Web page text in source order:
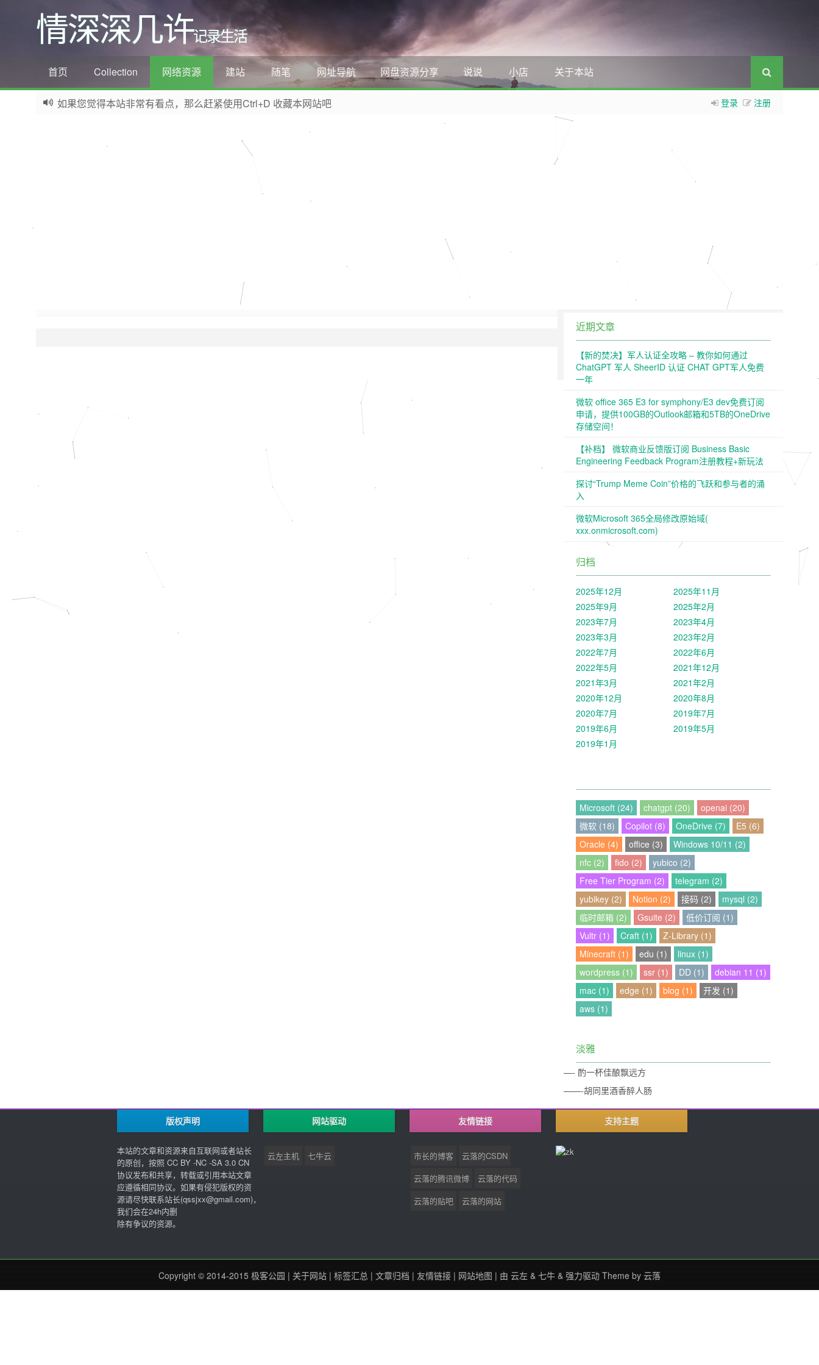
情深深几许记录生活
首页 Collection 网络资源 建站 随笔 网址导航 网盘资源分享 说说 小店 关于本站
登录 注册
如果您觉得本站非常有看点，那么赶紧使用Ctrl+D 收藏本网站吧
欢迎访问情深深几许的博客网站，这里有免费网络资源信息，WordPress教程，Python、MySQL教程
近期文章
【新的焚决】军人认证全攻略 – 教你如何通过
ChatGPT 军人 SheerID 认证 CHAT GPT军人免费
一年
微软 office 365 E3 for symphony/E3 dev免费订阅
申请，提供100GB的Outlook邮箱和5TB的OneDrive
存储空间！
【补档】 微软商业反馈版订阅 Business Basic
Engineering Feedback Program注册教程+新玩法
探讨“Trump Meme Coin”价格的飞跃和参与者的涌
入
微软Microsoft 365全局修改原始域(
xxx.onmicrosoft.com)
归档
2025年12月
2025年11月
2025年9月
2025年2月
2023年7月
2023年4月
2023年3月
2023年2月
2022年7月
2022年6月
2022年5月
2021年12月
2021年3月
2021年2月
2020年12月
2020年8月
2020年7月
2019年7月
2019年6月
2019年5月
2019年1月
Microsoft (24) chatgpt (20)
openai (20)
微软 (18)
Copilot (8) OneDrive (7)
E5 (6)
Oracle (4)
office (3)
Windows 10/11 (2)
nfc (2)
fido (2)
yubico (2)
Free Tier Program (2)
telegram (2)
yubikey (2)
Notion (2) 接码 (2)
mysql (2)
临时邮箱 (2)
Gsuite (2)
低价订阅 (1)
Vultr (1)
Craft (1)
Z-Library (1)
Minecraft (1)
edu (1)
linux (1)
wordpress (1)
ssr (1) DD (1)
debian 11 (1)
mac (1)
edge (1) blog (1)
开发 (1)
aws (1)
淡雅
—- 酌一杯佳酿飘远方
——-胡同里酒香醉人肠
版权声明
本站的文章和资源来自互联网或者站长
的原创，按照 CC BY -NC -SA 3.0 CN
协议发布和共享，转载或引用本站文章
应遵循相同协议。如果有侵犯版权的资
源请尽快联系站长(qssjxx@gmail.com)，
我们会在24h内删
除有争议的资源。
网站驱动
云左主机 七牛云
友情链接
市长的博客
云落的CSDN
云落的腾讯微博
云落的代码
云落的贴吧
云落的网站
支持主题
Copyright © 2014-2015 极客公园 | 关于网站 | 标签汇总 | 文章归档 | 友情链接 | 网站地图 | 由 云左 & 七牛 & 强力驱动 Theme by 云落